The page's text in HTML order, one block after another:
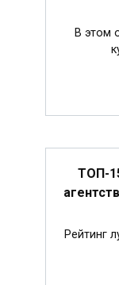
В этом
ТОП-
Рейтинг